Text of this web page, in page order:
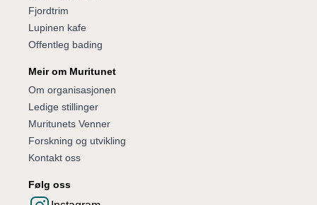
Fjordtrim
Lupinen kafe
Offentleg bading
Meir om Muritunet
Om organisasjonen
Ledige stillinger
Muritunets Venner
Forskning og utvikling
Kontakt oss
Følg oss